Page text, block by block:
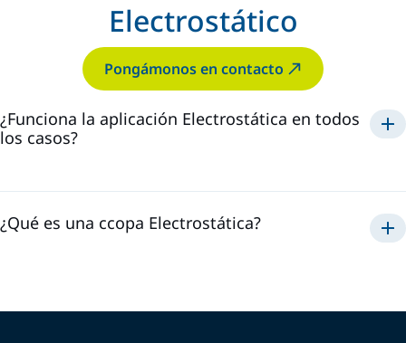
Electrostático
Pongámonos en contacto
¿Funciona la aplicación Electrostática en todos
los casos?
¿Qué es una ccopa Electrostática?